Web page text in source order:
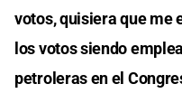
votos, quisiera que me
los votos siendo
petroleras en el